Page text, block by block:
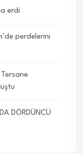
erdi
perdelerini
DÖRDÜNCÜ